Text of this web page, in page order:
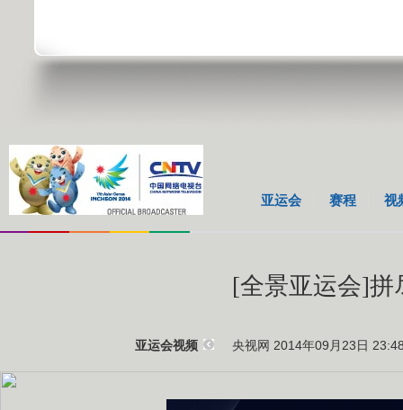
亚运会 赛程 视
[全景亚运会]拼
亚运会视频 央视网 2014年09月23日